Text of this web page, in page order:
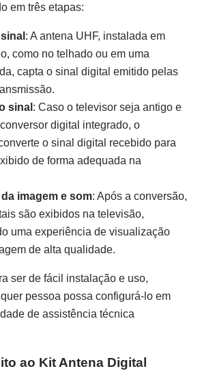
em três etapas:
: A antena UHF, instalada em
como no telhado ou em uma
capta o sinal digital emitido pelas
sinal : Caso o televisor seja antigo e
digital integrado, o
o sinal digital recebido para
de forma adequada na
imagem e som: Após a conversão,
são exibidos na televisão,
uma experiência de visualização
de alta qualidade.
ser de fácil instalação e uso,
pessoa possa configurá-lo em
de assistência técnica
ao Kit Antena Digital